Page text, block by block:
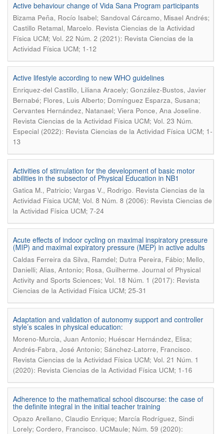
Active behaviour change of Vida Sana Program participants
Bizama Peña, Rocío Isabel; Sandoval Cárcamo, Misael Andrés;
Castillo Retamal, Marcelo. Revista Ciencias de la Actividad
Física UCM; Vol. 22 Núm. 2 (2021): Revista Ciencias de la
Actividad Física UCM; 1-12
Active lifestyle according to new WHO guidelines
Enriquez-del Castillo, Liliana Aracely; González-Bustos, Javier
Bernabé; Flores, Luis Alberto; Domínguez Esparza, Susana;
Cervantes Hernández, Natanael; Viera Ponce, Ana Joseline.
Revista Ciencias de la Actividad Física UCM; Vol. 23 Núm.
Especial (2022): Revista Ciencias de la Actividad Física UCM; 1-
13
Activities of stirnulation for the development of basic motor
abilities in the subsector of Physical Education in NB1
Gatica M., Patricio; Vargas V., Rodrigo. Revista Ciencias de la
Actividad Física UCM; Vol. 8 Núm. 8 (2006): Revista Ciencias de
la Actividad Física UCM; 7-24
Acute effects of indoor cycling on maximal inspiratory pressure
(MIP) and maximal expiratory pressure (MEP) in active adults
Caldas Ferreira da Silva, Ramdel; Dutra Pereira, Fábio; Mello,
Danielli; Alias, Antonio; Rosa, Guilherme. Journal of Physical
Activity and Sports Sciences; Vol. 18 Núm. 1 (2017): Revista
Ciencias de la Actividad Física UCM; 25-31
Adaptation and validation of autonomy support and controller
style’s scales in physical education:
Moreno-Murcia, Juan Antonio; Huéscar Hernández, Elisa;
Andrés-Fabra, José Antonio; Sánchez-Latorre, Francisco.
Revista Ciencias de la Actividad Física UCM; Vol. 21 Núm. 1
(2020): Revista Ciencias de la Actividad Física UCM; 1-16
Adherence to the mathematical school discourse: the case of
the definite integral in the initial teacher training
Opazo Arellano, Claudio Enrique; Marcía Rodríguez, Sindi
Lorely; Cordero, Francisco. UCMaule; Núm. 59 (2020):